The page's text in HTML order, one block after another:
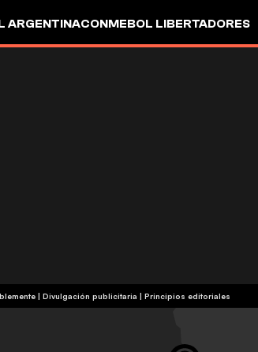
ARGENTINACONMEBOL LIBERTADORES
| Divulgación publicitaria | Principios editoriales